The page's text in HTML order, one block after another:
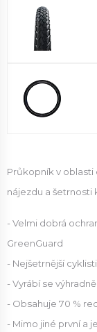
Průkopník v
nájezdu a
- Velmi dobrá
GreenGuard
- Nejšetrnější
- Vyrábí se
- Obsahuje 70 %
- Mimo jiné první a